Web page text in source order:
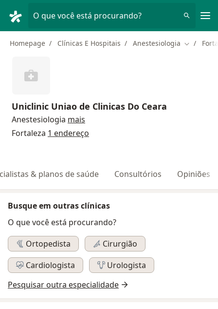
O que você está procurando?
Homepage Clínicas E Hospitais Anestesiologia Mudar de
Uniclinic Uniao de Clinicas Do Ceara
Anestesiologia mais
Fortaleza 1 endereço
& planos de saúde Consultórios Opiniões
Busque em outras clínicas
O que você está procurando?
Ortopedista
Cirurgião
Cardiologista
Urologista
Pesquisar outra especialidade